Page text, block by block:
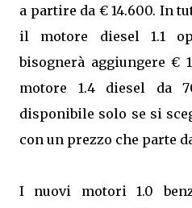
a partire da € 14.600. In
il motore diesel 1.1
bisognerà aggiungere €
motore 1.4 diesel da
disponibile solo se si
con un prezzo che parte
I nuovi motori 1.0